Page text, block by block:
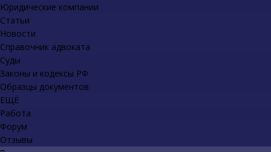
Юридические компании
Статьи
Новости
Справочник адвоката
Суды
Законы и кодексы РФ
Образцы документов
ЕЩЁ
Работа
Форум
Отзывы